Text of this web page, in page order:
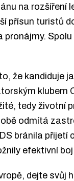
na rozšíření
přísun turistů
že kandiduje
klubem
tedy životní
odmítá
bránila přijetí
efektivní
dejte svůj